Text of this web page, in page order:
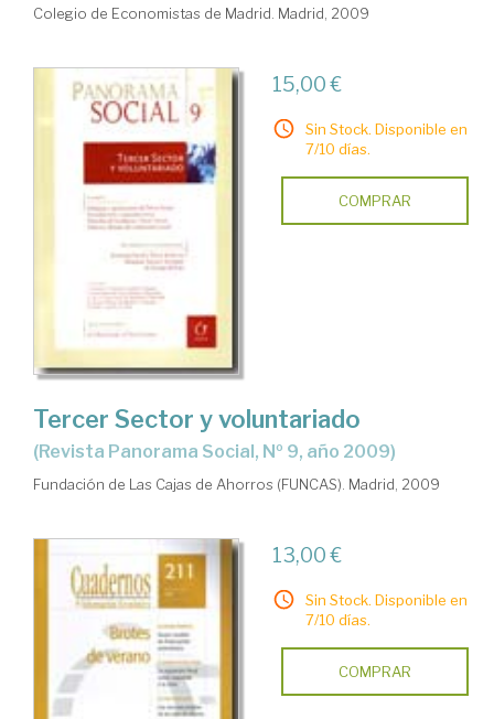
Colegio de Economistas de Madrid. Madrid, 2009
15,00 €
Sin Stock. Disponible en
7/10 días.
COMPRAR
Tercer Sector y voluntariado
(Revista Panorama Social, Nº 9, año 2009)
Fundación de Las Cajas de Ahorros (FUNCAS). Madrid, 2009
13,00 €
Sin Stock. Disponible en
7/10 días.
COMPRAR